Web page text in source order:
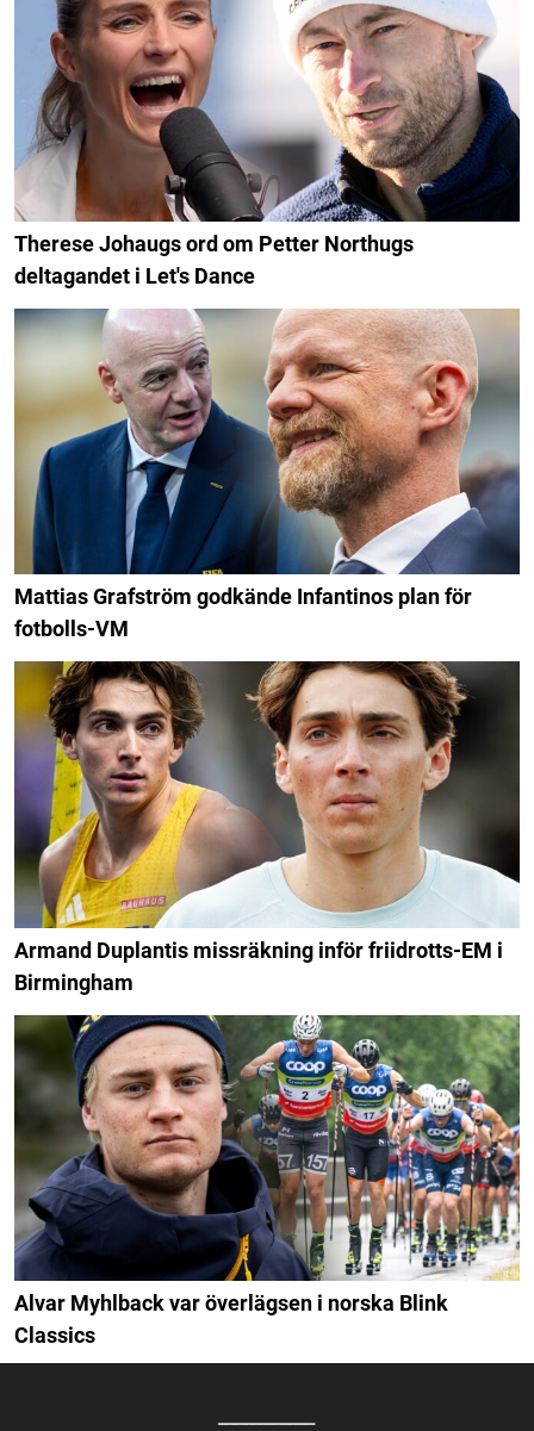
Therese Johaugs ord om Petter Northugs
deltagandet i Let's Dance
Mattias Grafström godkände Infantinos plan för
fotbolls-VM
Armand Duplantis missräkning inför friidrotts-EM i
Birmingham
Alvar Myhlback var överlägsen i norska Blink
Classics